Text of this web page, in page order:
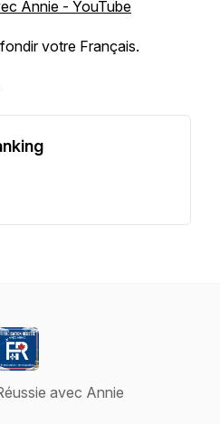
Annie - YouTube
votre Français.
avec Annie